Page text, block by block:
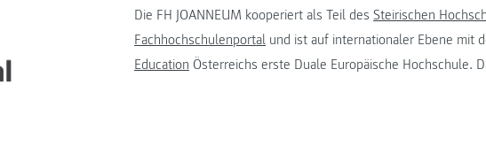
Die FH JOANNEUM kooperiert als Teil des Steirischen
Fachhochschulenportal und ist auf internationaler Ebene mit
Education Österreichs erste Duale Europäische Hochschule.